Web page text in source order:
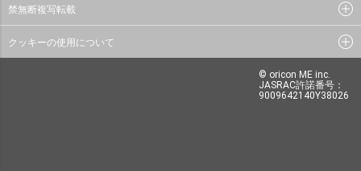
禁無断複写転載
クッキーの使用について
© oricon ME inc.
JASRAC許諾番号：
9009642140Y38026